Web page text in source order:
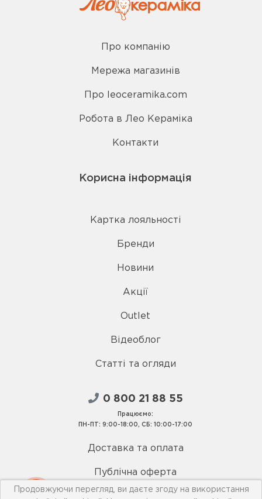
Про компанію
Мережа магазинів
Про leoceramika.com
Робота в Лео Кераміка
Контакти
Корисна інформація
Картка лояльності
Бренди
Новини
Акції
Outlet
Відеоблог
Статті та огляди
0 800 21 88 55
Працюємо:
ПН-ПТ: 9:00-18:00, СБ: 10:00-17:00
Доставка та оплата
Публічна оферта
Умови використання сайту
Продовжуючи перегляд, ви даєте згоду на використання